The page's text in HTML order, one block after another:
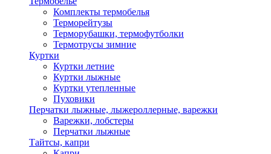
Комплекты термобелья
Терморейтузы
Терморубашки, термофутболки
Термотрусы зимние
Куртки
Куртки летние
Куртки лыжные
Куртки утепленные
Пуховики
Перчатки лыжные, лыжероллерные, варежки
Варежки, лобстеры
Перчатки лыжные
Тайтсы, капри